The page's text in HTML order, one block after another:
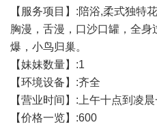
【服务项目】:陪浴,柔式独特
胸漫，舌漫，口沙口罐，全
爆，小鸟归巢。
【妹妹数量】:1
【环境设备】:齐全
【营业时间】:上午十点到凌
【价格一览】:600